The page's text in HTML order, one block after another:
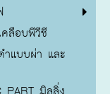
ลือบพีวีซี
ำแบบผ่า และ